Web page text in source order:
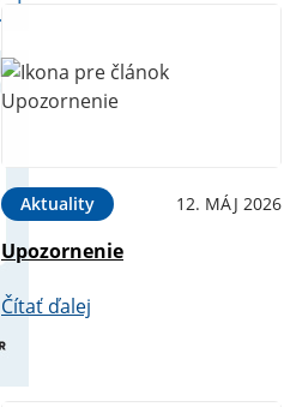
Aktuality 12. MÁJ 2026
Upozornenie
Čítať ďalej